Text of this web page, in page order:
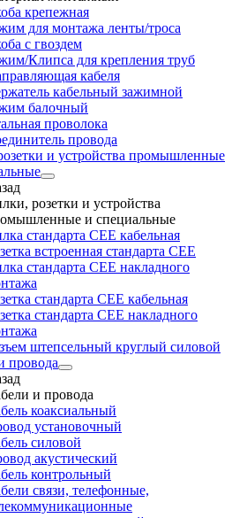
крепежная
для монтажа ленты/троса
с гвоздем
Клипса для крепления труб
кабеля
кабельный зажимной
балочный
проволока
провода
и устройства промышленные
розетки и устройства
и специальные
стандарта CEE кабельная
встроенная стандарта CEE
стандарта CEE накладного
стандарта СЕЕ кабельная
стандарта СЕЕ накладного
штепсельный круглый силовой
провода
и провода
коаксиальный
установочный
силовой
акустический
контрольный
связи, телефонные,